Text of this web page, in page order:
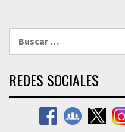
REDES SOCIALES